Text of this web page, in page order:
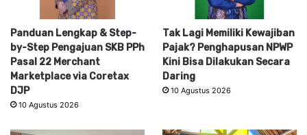
Panduan Lengkap & Step-
by-Step Pengajuan SKB PPh
Pasal 22 Merchant
Marketplace via Coretax
DJP
10 Agustus 2026
Tak Lagi Memiliki Kewajiban
Pajak? Penghapusan NPWP
Kini Bisa Dilakukan Secara
Daring
10 Agustus 2026